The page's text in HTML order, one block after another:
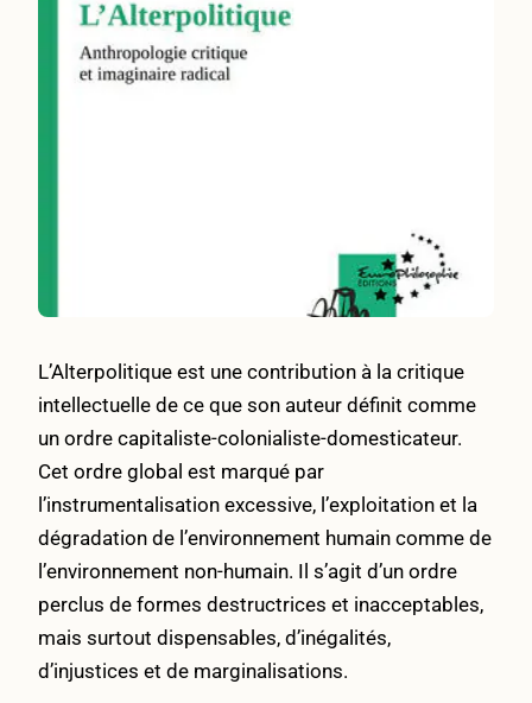
L’Alterpolitique est une contribution à la critique
intellectuelle de ce que son auteur définit comme
un ordre capitaliste-colonialiste-domesticateur.
Cet ordre global est marqué par
l’instrumentalisation excessive, l’exploitation et la
dégradation de l’environnement humain comme de
l’environnement non-humain. Il s’agit d’un ordre
perclus de formes destructrices et inacceptables,
mais surtout dispensables, d’inégalités,
d’injustices et de marginalisations.